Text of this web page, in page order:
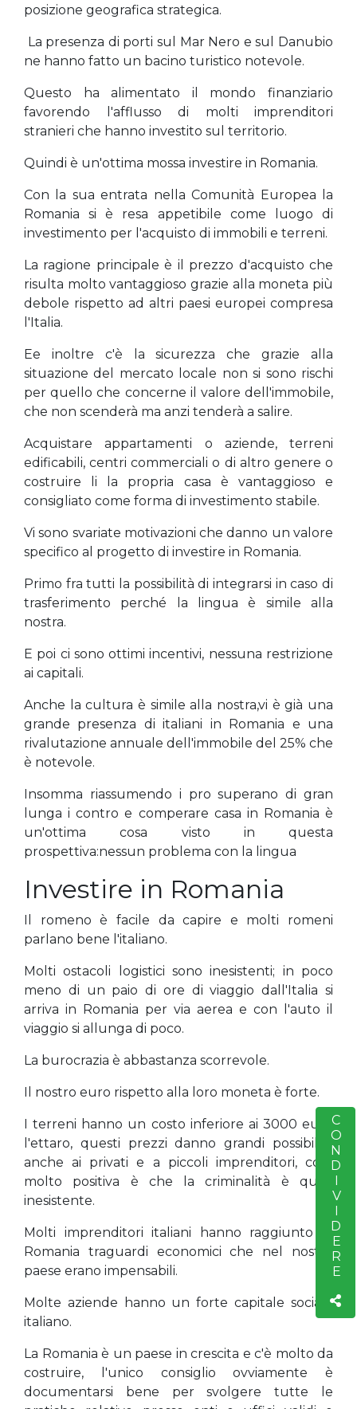
posizione geografica strategica.
La presenza di porti sul Mar Nero e sul Danubio
ne hanno fatto un bacino turistico notevole.
Questo ha alimentato il mondo finanziario
favorendo l'afflusso di molti imprenditori
stranieri che hanno investito sul territorio.
Quindi è un'ottima mossa investire in Romania.
Con la sua entrata nella Comunità Europea la
Romania si è resa appetibile come luogo di
investimento per l'acquisto di immobili e terreni.
La ragione principale è il prezzo d'acquisto che
risulta molto vantaggioso grazie alla moneta più
debole rispetto ad altri paesi europei compresa
l'Italia.
Ee inoltre c'è la sicurezza che grazie alla
situazione del mercato locale non si sono rischi
per quello che concerne il valore dell'immobile,
che non scenderà ma anzi tenderà a salire.
Acquistare appartamenti o aziende, terreni
edificabili, centri commerciali o di altro genere o
costruire li la propria casa è vantaggioso e
consigliato come forma di investimento stabile.
Vi sono svariate motivazioni che danno un valore
specifico al progetto di investire in Romania.
Primo fra tutti la possibilità di integrarsi in caso di
trasferimento perché la lingua è simile alla
nostra.
E poi ci sono ottimi incentivi, nessuna restrizione
ai capitali.
Anche la cultura è simile alla nostra,vi è già una
grande presenza di italiani in Romania e una
rivalutazione annuale dell'immobile del 25% che
è notevole.
Insomma riassumendo i pro superano di gran
lunga i contro e comperare casa in Romania è
un'ottima cosa visto in questa
prospettiva:nessun problema con la lingua
Investire in Romania
Il romeno è facile da capire e molti romeni
parlano bene l'italiano.
Molti ostacoli logistici sono inesistenti; in poco
meno di un paio di ore di viaggio dall'Italia si
arriva in Romania per via aerea e con l'auto il
viaggio si allunga di poco.
La burocrazia è abbastanza scorrevole.
Il nostro euro rispetto alla loro moneta è forte.
I terreni hanno un costo inferiore ai 3000 euro
l'ettaro, questi prezzi danno grandi possibilità
anche ai privati e a piccoli imprenditori, cosa
molto positiva è che la criminalità è quasi
inesistente.
Molti imprenditori italiani hanno raggiunto in
Romania traguardi economici che nel nostro
paese erano impensabili.
Molte aziende hanno un forte capitale sociale
italiano.
La Romania è un paese in crescita e c'è molto da
costruire, l'unico consiglio ovviamente è
documentarsi bene per svolgere tutte le
CONDIVIDERE